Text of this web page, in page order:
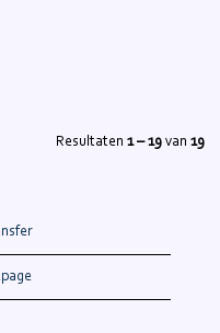
Resultaten 1 – 19 van 19